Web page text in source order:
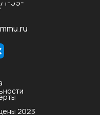
39-
2023